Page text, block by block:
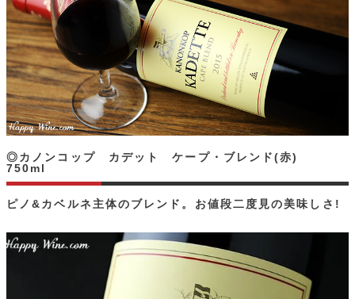
ピノ&カベルネ主体のブレンド。お値段二度見の美味しさ!
◎カノンコップ カデット ケープ・ブレンド(赤)
750ml